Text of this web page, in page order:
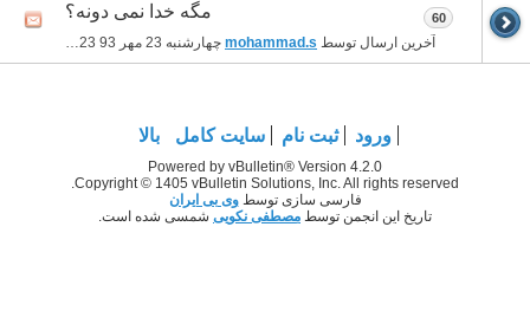
مگه خدا نمی دونه؟
آخرین ارسال توسط mohammad.s چهارشنبه 23 مهر 93 11:23 بعد از ظهر
60
ورود ثبت نام سایت کامل بالا
Powered by vBulletin® Version 4.2.0
Copyright © 1405 vBulletin Solutions, Inc. All rights reserved.
فارسی سازی توسطوی بی ایران
تاریخ این انجمن توسط مصطفی نکویی شمسی شده است.